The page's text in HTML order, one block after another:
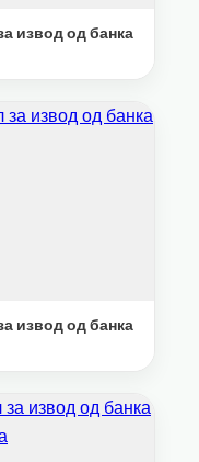
извод од банка
извод од банка